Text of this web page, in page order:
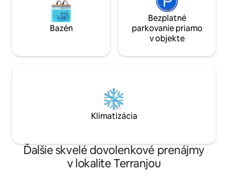
Bazén
Bezplatné
parkovanie priamo
v objekte
Klimatizácia
Ďalšie skvelé dovolenkové prenájmy
v lokalite Terranjou